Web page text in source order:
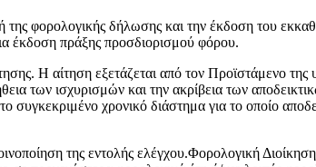
φορολογικής δήλωσης και την έκδοση του
έκδοση πράξης προσδιορισμού φόρου.
Η αίτηση εξετάζεται από τον Προϊστάμενο
των ισχυρισμών και την ακρίβεια των
χρονικό διάστημα για το οποίο
της εντολής ελέγχου.Φορολογική